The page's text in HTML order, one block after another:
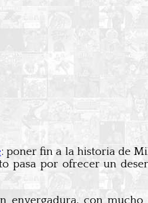
: poner fin a la historia de
pasa por ofrecer un
con